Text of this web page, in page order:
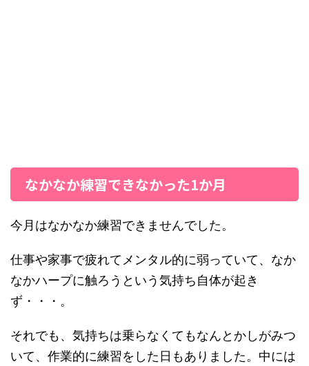
なかなか練習できなかった1か月
今月はなかなか練習できませんでした。
仕事や家事で疲れてメンタル的に弱っていて、なか
なかハープに触ろうという気持ち自体が起き
ず・・・。
それでも、気持ちは乗らなくてもなんとかしがみつ
いて、作業的に練習をした日もありました。中には